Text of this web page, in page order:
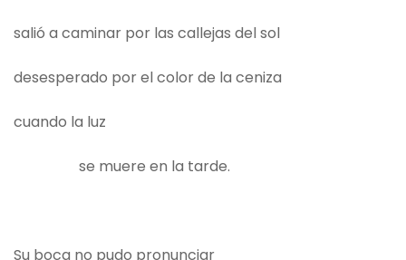
salió a caminar por las callejas del sol
desesperado por el color de la ceniza
cuando la luz
se muere en la tarde.
Su boca no pudo pronunciar